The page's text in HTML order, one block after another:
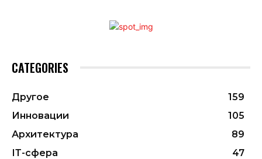
CATEGORIES
Другое
159
Инновации
105
Архитектура
89
ІТ-сфера
47